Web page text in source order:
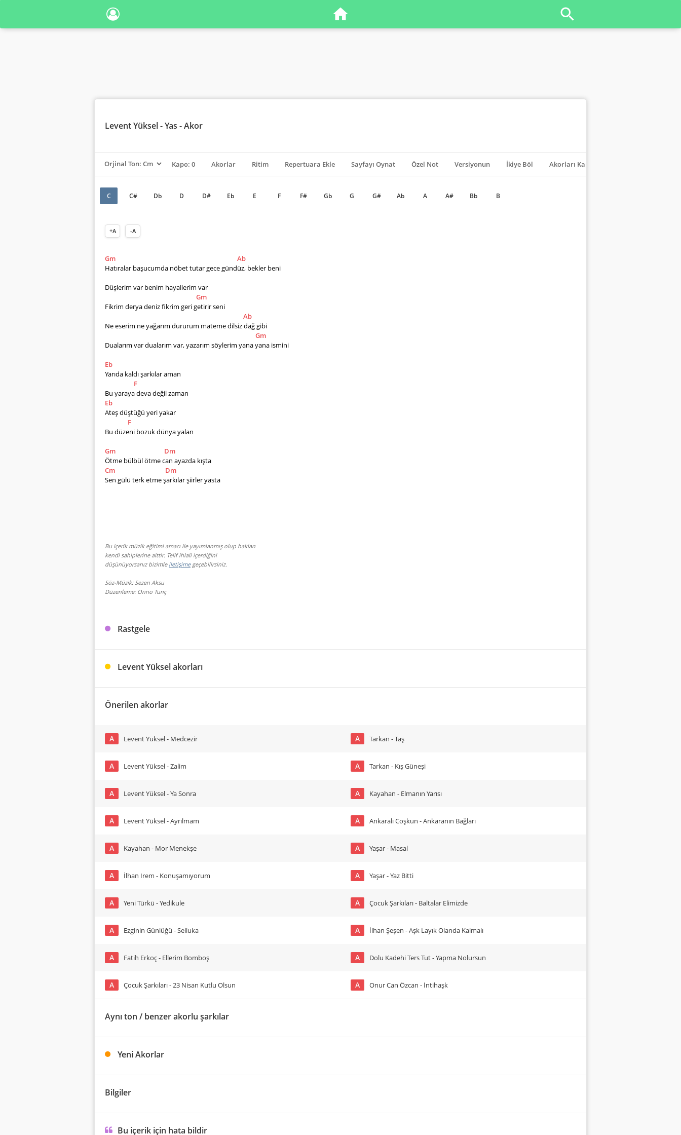
Levent Yüksel- Yas - Akor
Kapo: 0 Akorlar Ritim Repertuara Ekle Sayfayı Oynat Özel Not Versiyonun İkiye Böl Akorları Kapat
C C# Db D D# Eb E F F# Gb G G# Ab A A# Bb B
+A -A
Gm
Ab
Hatıralar başucumda nöbet tutar gece gündüz, bekler beni
Düşlerim var benim hayallerim var
Gm
Fikrim derya deniz fikrim geri getirir seni
Ab
Ne eserim ne yağarım dururum mateme dilsiz dağ gibi
Gm
Dualarım var dualarım var, yazarım söylerim yana yana ismini
Eb
Yarıda kaldı şarkılar aman
F
Bu yaraya deva değil zaman
Eb
Ateş düştüğü yeri yakar
F
Bu düzeni bozuk dünya yalan
Gm
Dm
Ötme bülbül ötme can ayazda kışta
Cm
Dm
Sen gülü terk etme şarkılar şiirler yasta
Bu içerik müzik eğitimi amacı ile yayımlanmış olup hakları
kendi sahiplerine aittir. Telif ihlali içerdiğini
düşünüyorsanız bizimle iletişimegeçebilirsiniz.
Söz-Müzik: Sezen Aksu
Düzenleme: Onno Tunç
Rastgele
Levent Yüksel akorları
Önerilen akorlar
A Levent Yüksel - Medcezir
A Levent Yüksel - Zalim
A Levent Yüksel - Ya Sonra
A Levent Yüksel - Ayrılmam
A Kayahan - Mor Menekşe
A İlhan Irem - Konuşamıyorum
A Yeni Türkü - Yedikule
A Ezginin Günlüğü - Selluka
A Fatih Erkoç - Ellerim Bomboş
A Çocuk Şarkıları - 23 Nisan Kutlu Olsun
A Tarkan - Taş
A Tarkan - Kış Güneşi
A Kayahan - Elmanın Yarısı
A Ankaralı Coşkun - Ankaranın Bağları
A Yaşar - Masal
A Yaşar - Yaz Bitti
A Çocuk Şarkıları - Baltalar Elimizde
A İlhan Şeşen - Aşk Layık Olanda Kalmalı
A Dolu Kadehi Ters Tut - Yapma Nolursun
A Onur Can Özcan - İntihaşk
Aynı ton / benzer akorlu şarkılar
Yeni Akorlar
Bilgiler
Bu içerik için hata bildir